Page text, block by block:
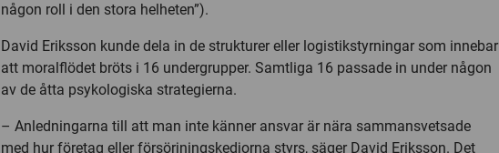
någon roll i den stora helheten”).
David Eriksson kunde dela in de strukturer eller logistikstyrningar som innebar
att moralflödet bröts i 16 undergrupper. Samtliga 16 passade in under någon
av de åtta psykologiska strategierna.
– Anledningarna till att man inte känner ansvar är nära sammansvetsade
med hur företag eller försörjningskedjorna styrs, säger David Eriksson. Det